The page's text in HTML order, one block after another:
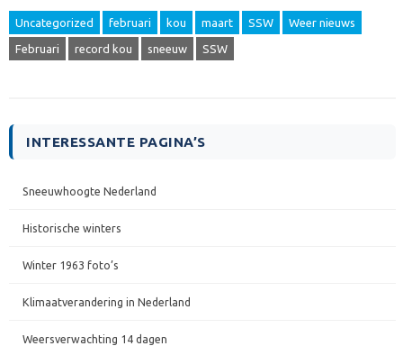
Uncategorized februari kou maart SSW Weer nieuws
Februari record kou sneeuw SSW
INTERESSANTE PAGINA’S
Sneeuwhoogte Nederland
Historische winters
Winter 1963 foto’s
Klimaatverandering in Nederland
Weersverwachting 14 dagen